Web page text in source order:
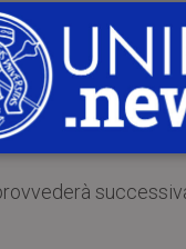
la grave
state pertanto
l’accesso